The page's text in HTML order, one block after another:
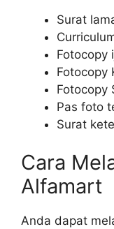
Surat
Fotocopy
Fotocopy
Fotocopy
Pas foto
Surat
Cara
Alfamart
Anda dapat